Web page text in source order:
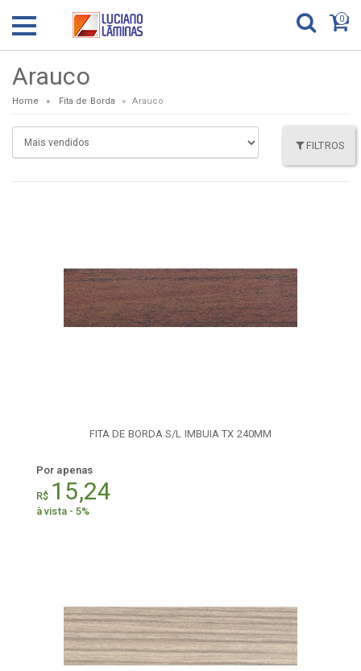
0
Arauco
Home Fita de Borda Arauco
FILTROS
FITA DE BORDA S/L IMBUIA TX 240MM
Por apenas
R$ 15,24
à vista - 5%